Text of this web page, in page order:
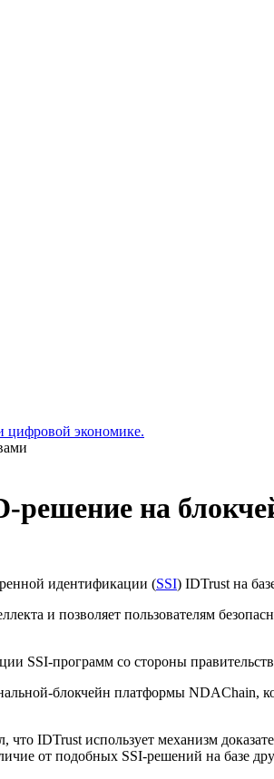
цифровой экономике.
решение на
идентификации (SSI) IDTrust на
и позволяет пользователям
SSI-программ со стороны
блокчейн платформы NDAChain,
IDTrust использует механизм
от подобных SSI-решений на базе